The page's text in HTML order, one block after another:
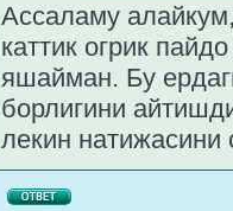
Ассаламу
каттик огрик
яшайман. Бу
борлигини
лекин